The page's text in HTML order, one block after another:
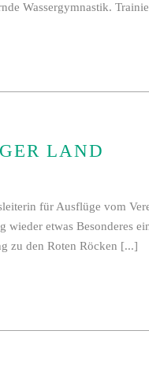
Wassergymnastik.
LAND
für Ausflüge vom
etwas Besonderes
zu den Roten Röcken [...]